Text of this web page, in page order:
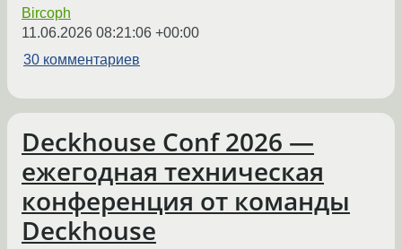
Bircoph
11.06.2026 08:21:06 +00:00
30 комментариев
Deckhouse Conf 2026 —
ежегодная техническая
конференция от команды
Deckhouse